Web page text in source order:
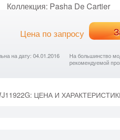
Коллекция: Pasha De Cartier
Цена по запросу
на дату: 04.01.2016
На большинство
рекомендуемой
ЦЕНА И